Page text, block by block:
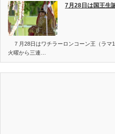
7月28日は国王生
７月28日はワチラーロンコーン王（ラマ
火曜から三連…